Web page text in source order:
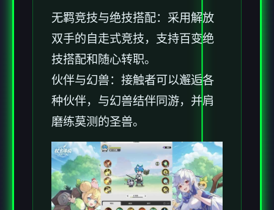
无羁竞技与绝技搭配：采用解放
双手的自走式竞技，支持百变绝
技搭配和随心转职。
伙伴与幻兽：接触者可以邂逅各
种伙伴，与幻兽结伴同游，并肩
磨练莫测的圣兽。